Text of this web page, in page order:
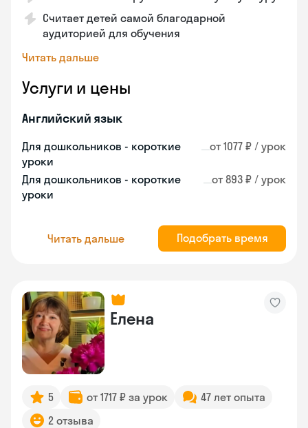
Считает детей самой благодарной
аудиторией для обучения
Читать дальше
Услуги и цены
Английский язык
Для дошкольников - короткие
уроки
от 1077 ₽ / урок
Для дошкольников - короткие
уроки
от 893 ₽ / урок
Читать дальше Подобрать время
Елена
5 от 1717 ₽ за урок
47 лет опыта
2 отзыва